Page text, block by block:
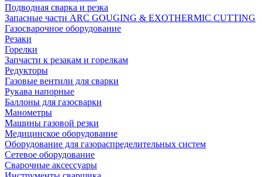
Подводная сварка и резка
Запасные части ARC GOUGING & EXOTHERMIC CUTTING
Газосварочное оборудование
Резаки
Горелки
Запчасти к резакам и горелкам
Редукторы
Газовые вентили для сварки
Рукава напорные
Баллоны для газосварки
Манометры
Машины газовой резки
Медицинское оборудование
Оборудование для газораспределительных систем
Сетевое оборудование
Сварочные аксессуары